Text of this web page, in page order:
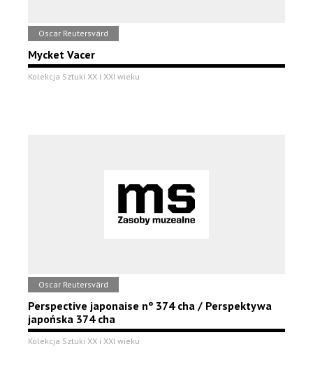
Oscar Reutersvärd
Mycket Vacer
Kolekcja Sztuki XX i XXI wieku
Oscar Reutersvärd
Perspective japonaise nº 374 cha / Perspektywa
japońska 374 cha
Kolekcja Sztuki XX i XXI wieku